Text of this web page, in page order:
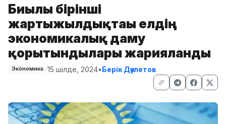
Биылғы бірінші
жартыжылдықтағы елдің
экономикалық даму
қорытындылары жарияланды
Экономика 15 шілде, 2024•Берік Дәулетов